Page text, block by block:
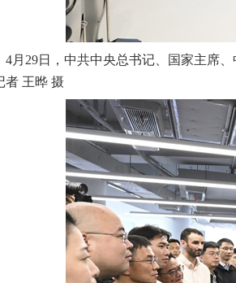
4月29日，中共中央总书记、国家主席
者 王晔 摄